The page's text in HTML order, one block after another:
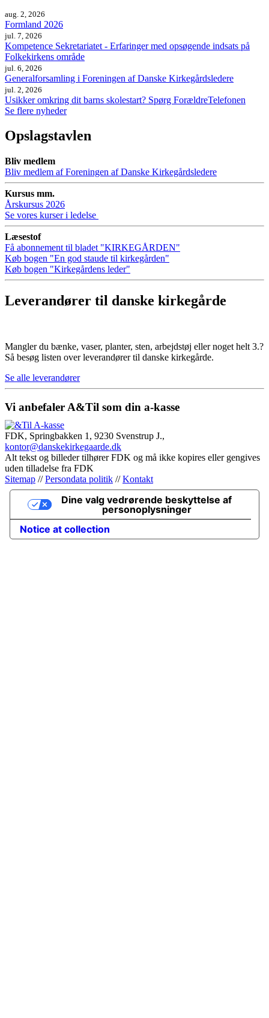
aug. 2, 2026
Formland 2026
jul. 7, 2026
Kompetence Sekretariatet - Erfaringer med opsøgende indsats på
Folkekirkens område
jul. 6, 2026
Generalforsamling i Foreningen af Danske Kirkegårdsledere
jul. 2, 2026
Usikker omkring dit barns skolestart? Spørg ForældreTelefonen
Se flere nyheder
Opslagstavlen
Bliv medlem
Bliv medlem af Foreningen af Danske Kirkegårdsledere
Kursus mm.
Årskursus 2026
Se vores kurser i ledelse
Læsestof
Få abonnement til bladet "KIRKEGÅRDEN"
Køb bogen "En god staude til kirkegården"
Køb bogen "Kirkegårdens leder"
Leverandører til danske kirkegårde
Mangler du bænke, vaser, planter, sten, arbejdstøj eller noget helt 3.?
Så besøg listen over leverandører til danske kirkegårde.
Se alle leverandører
Vi anbefaler A&Til som din a-kasse
FDK, Springbakken 1, 9230 Svenstrup J.,
kontor@danskekirkegaarde.dk
Alt tekst og billeder tilhører FDK og må ikke kopires eller gengives
uden tilladelse fra FDK
Sitemap //Persondata politik //Kontakt
Notice at collection
Dine valg vedrørende beskyttelse af
personoplysninger